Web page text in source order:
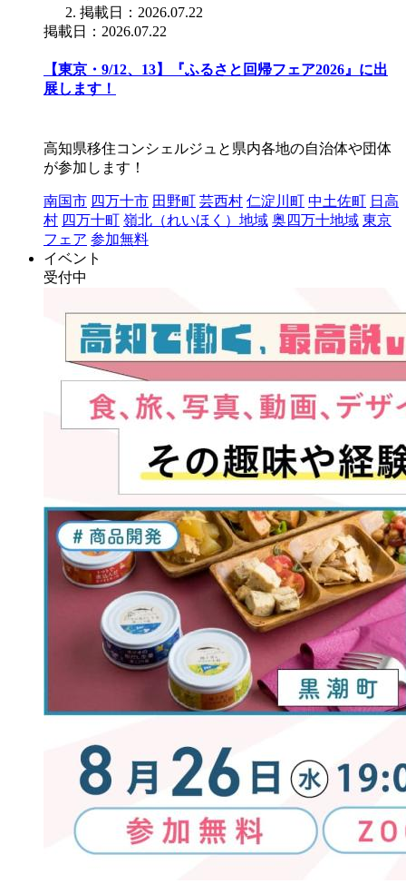
掲載日：2026.07.22
掲載日：2026.07.22
【東京・9/12、13】『ふるさと回帰フェア2026』に出
展します！
高知県移住コンシェルジュと県内各地の自治体や団体
が参加します！
南国市 四万十市 田野町 芸西村 仁淀川町 中土佐町 日高
村 四万十町 嶺北（れいほく）地域 奥四万十地域 東京
フェア 参加無料
イベント
受付中